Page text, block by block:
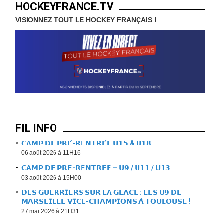
HOCKEYFRANCE.TV
VISIONNEZ TOUT LE HOCKEY FRANÇAIS !
FIL INFO
𝗖𝗔𝗠𝗣 𝗗𝗘 𝗣𝗥𝗘́-𝗥𝗘𝗡𝗧𝗥𝗘́𝗘 𝗨𝟭𝟱 & 𝗨𝟭𝟴
06 août 2026 à 11H16
𝗖𝗔𝗠𝗣 𝗗𝗘 𝗣𝗥𝗘́-𝗥𝗘𝗡𝗧𝗥𝗘́𝗘 – 𝗨𝟵 / 𝗨𝟭𝟭 / 𝗨𝟭𝟯
03 août 2026 à 15H00
𝗗𝗘𝗦 𝗚𝗨𝗘𝗥𝗥𝗜𝗘𝗥𝗦 𝗦𝗨𝗥 𝗟𝗔 𝗚𝗟𝗔𝗖𝗘 : 𝗟𝗘𝗦 𝗨𝟵 𝗗𝗘
𝗠𝗔𝗥𝗦𝗘𝗜𝗟𝗟𝗘 𝗩𝗜𝗖𝗘-𝗖𝗛𝗔𝗠𝗣𝗜𝗢𝗡𝗦 𝗔̀ 𝗧𝗢𝗨𝗟𝗢𝗨𝗦𝗘 !
27 mai 2026 à 21H31